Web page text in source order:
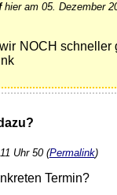
hier am 05. Dezember
NOCH
Uhr 50 (Permalink)
Termin?